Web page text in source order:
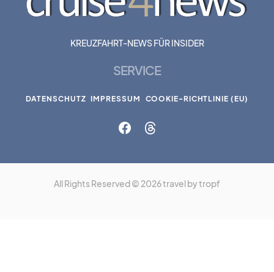
KREUZFAHRT-NEWS FÜR INSIDER
SERVICE
DATENSCHUTZ IMPRESSUM COOKIE-RICHTLINIE (EU)
All Rights Reserved © 2026 travel by tropf